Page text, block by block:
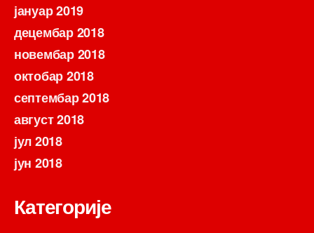
јануар 2019
децембар 2018
новембар 2018
октобар 2018
септембар 2018
август 2018
јул 2018
јун 2018
Категорије